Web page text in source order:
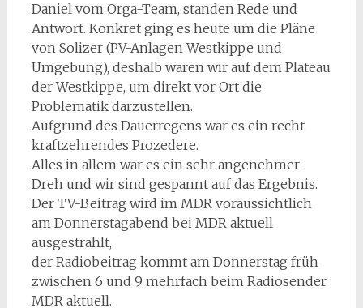
Daniel vom Orga-Team, standen Rede und
Antwort. Konkret ging es heute um die Pläne
von Solizer (PV-Anlagen Westkippe und
Umgebung), deshalb waren wir auf dem Plateau
der Westkippe, um direkt vor Ort die
Problematik darzustellen.
Aufgrund des Dauerregens war es ein recht
kraftzehrendes Prozedere.
Alles in allem war es ein sehr angenehmer
Dreh und wir sind gespannt auf das Ergebnis.
Der TV-Beitrag wird im MDR voraussichtlich
am Donnerstagabend bei MDR aktuell
ausgestrahlt,
der Radiobeitrag kommt am Donnerstag früh
zwischen 6 und 9 mehrfach beim Radiosender
MDR aktuell.